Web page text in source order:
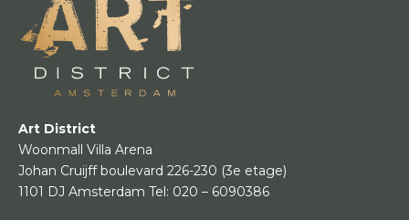
Art District
Woonmall Villa Arena
Johan Cruijff boulevard 226-230 (3e etage)
1101 DJ Amsterdam Tel: 020 – 6090386